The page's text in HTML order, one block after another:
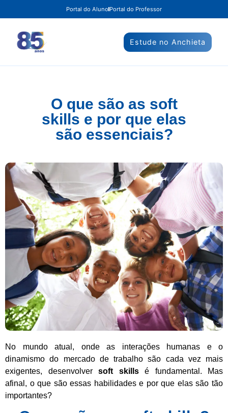
Portal do Aluno Portal do Professor
Estude no Anchieta
O que são as soft
skills e por que elas
são essenciais?
No mundo atual, onde as interações humanas e o
dinamismo do mercado de trabalho são cada vez mais
exigentes, desenvolver soft skillsé fundamental. Mas
afinal, o que são essas habilidades e por que elas são tão
importantes?